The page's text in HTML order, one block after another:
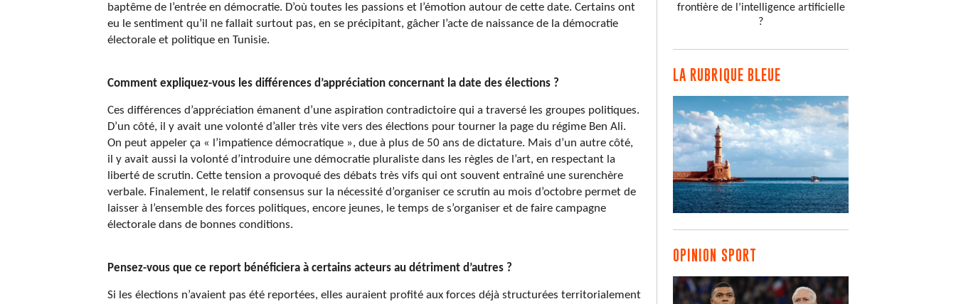
baptême de l’entrée en démocratie. D’où toutes les passions et l’émotion autour de cette date. Certains ont
eu le sentiment qu’il ne fallait surtout pas, en se précipitant, gâcher l’acte de naissance de la démocratie
électorale et politique en Tunisie.
Comment expliquez-vous les différences d’appréciation concernant la date des élections ?
Ces différences d’appréciation émanent d’une aspiration contradictoire qui a traversé les groupes politiques.
D’un côté, il y avait une volonté d’aller très vite vers des élections pour tourner la page du régime Ben Ali.
On peut appeler ça « l’impatience démocratique », due à plus de 50 ans de dictature. Mais d’un autre côté,
il y avait aussi la volonté d’introduire une démocratie pluraliste dans les règles de l’art, en respectant la
liberté de scrutin. Cette tension a provoqué des débats très vifs qui ont souvent entraîné une surenchère
verbale. Finalement, le relatif consensus sur la nécessité d’organiser ce scrutin au mois d’octobre permet de
laisser à l’ensemble des forces politiques, encore jeunes, le temps de s’organiser et de faire campagne
électorale dans de bonnes conditions.
Pensez-vous que ce report bénéficiera à certains acteurs au détriment d’autres ?
Si les élections n’avaient pas été reportées, elles auraient profité aux forces déjà structurées territorialement
frontière de l’intelligence artificielle
?
LA RUBRIQUE BLEUE
OPINION SPORT